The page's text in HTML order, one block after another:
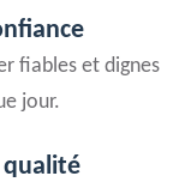
fiables et dignes
jour.